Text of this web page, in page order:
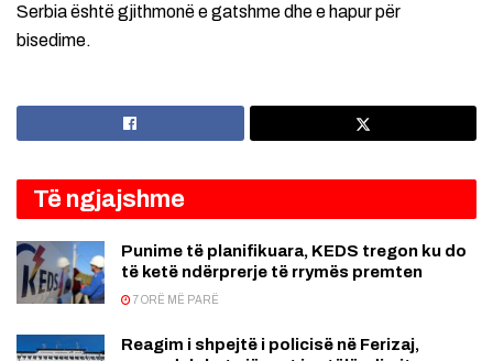
Serbia është gjithmonë e gatshme dhe e hapur për
bisedime.
Të ngjajshme
Punime të planifikuara, KEDS tregon ku do
të ketë ndërprerje të rrymës premten
7 ORË MË PARË
Reagim i shpejtë i policisë në Ferizaj,